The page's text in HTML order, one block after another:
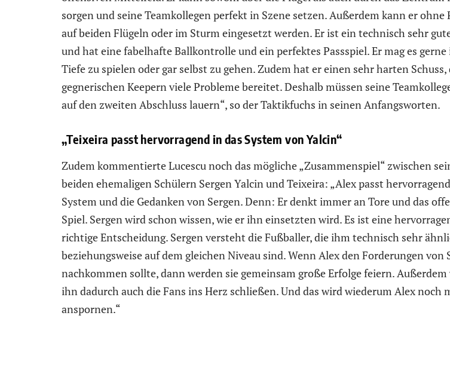
sorgen und seine Teamkollegen perfekt in Szene setzen. Außerdem kann er ohne
auf beiden Flügeln oder im Sturm eingesetzt werden. Er ist ein technisch sehr
und hat eine fabelhafte Ballkontrolle und ein perfektes Passspiel. Er mag es gerne
Tiefe zu spielen oder gar selbst zu gehen. Zudem hat er einen sehr harten Schuss,
gegnerischen Keepern viele Probleme bereitet. Deshalb müssen seine
auf den zweiten Abschluss lauern“, so der Taktikfuchs in seinen Anfangsworten.
„Teixeira passt hervorragend in das System von Yalcin“
Zudem kommentierte Lucescu noch das mögliche „Zusammenspiel“ zwischen
beiden ehemaligen Schülern Sergen Yalcin und Teixeira: „Alex passt
System und die Gedanken von Sergen. Denn: Er denkt immer an Tore und das
Spiel. Sergen wird schon wissen, wie er ihn einsetzten wird. Es ist eine
richtige Entscheidung. Sergen versteht die Fußballer, die ihm technisch sehr
beziehungsweise auf dem gleichen Niveau sind. Wenn Alex den Forderungen von
nachkommen sollte, dann werden sie gemeinsam große Erfolge feiern.
ihn dadurch auch die Fans ins Herz schließen. Und das wird wiederum Alex noch
anspornen.“